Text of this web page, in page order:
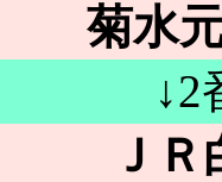
菊水
↓2
Ｊ